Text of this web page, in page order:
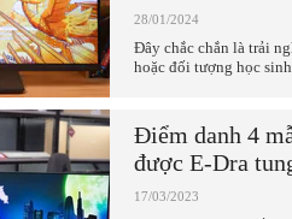
28/01/2024
Đây chắc chắn là trải
hoặc đối tượng học
Điểm danh 4
được E-Dra
17/03/2023